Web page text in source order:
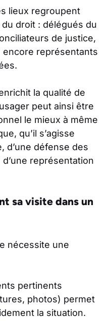
lieux regroupent
droit : délégués du
de justice,
encore représentants
la qualité de
peut ainsi être
le mieux à même
qu’il s’agisse
d’une défense des
représentation
sa visite dans un
nécessite une
pertinents
photos) permet
la situation.